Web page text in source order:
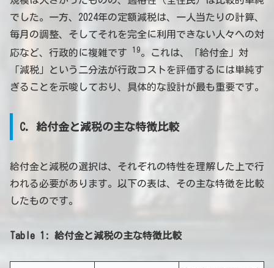
でした。一方、2024年の定額減税は、一人当たりの計算、
毎月の調整、そしてそれを完全に利用できない人々への対
応など、行政的に複雑です
19。これは、「給付金」対
「減税」という二分法が行政コストを評価するには単純す
ぎることを示唆しており、具体的な設計が最も重要です。
C. 給付金と減税の主な特徴比較
給付金と減税の選択は、それぞれの特性を理解した上で行
われる必要があります。以下の表は、その主な特徴を比較
したものです。
Table 1: 給付金と減税の主な特徴比較